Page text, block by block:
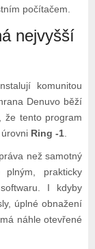
počítačem.
nejvyšší
komunitou
Denuvo běží
že tento program
Ring -1.
než samotný
prakticky
I kdyby
úplné obnažení
náhle otevřené